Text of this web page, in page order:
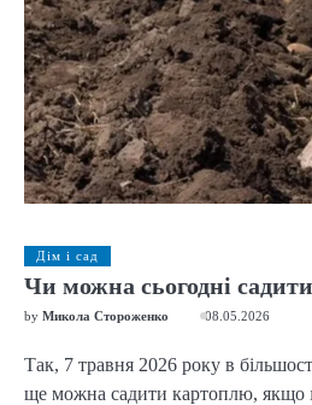
Дім і сад
Чи можна сьогодні
by Микола Стороженко 08.05.2026
Так, 7 травня 2026 року в
ще можна садити картоплю, якщо